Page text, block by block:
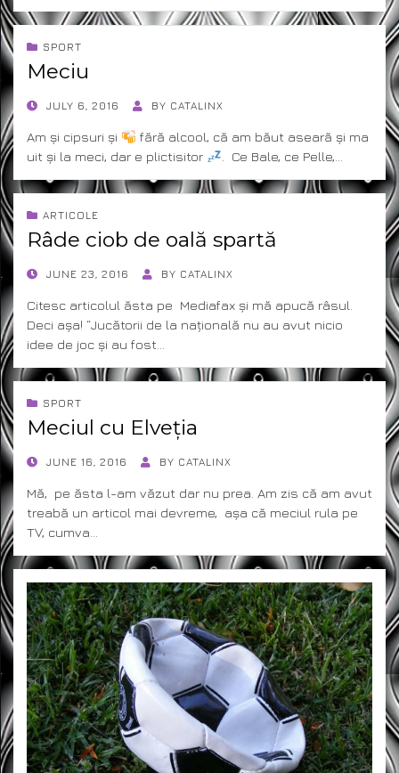
SPORT
Meciu
POSTED
JULY 6, 2016 BY CATALINX
Am și cipsuri și
fără alcool, că am băut aseară și ma
uit și la meci, dar e plictisitor
. Ce Bale, ce Pelle,…
ARTICOLE
Râde ciob de oală spartă
POSTEDJUNE 23, 2016 BY CATALINX
Citesc articolul ăsta pe Mediafax și mă apucă râsul.
Deci așa! “Jucătorii de la națională nu au avut nicio
idee de joc și au fost…
SPORT
Meciul cu Elveția
POSTEDJUNE 16, 2016 BY CATALINX
Mă, pe ăsta l-am văzut dar nu prea. Am zis că am avut
treabă un articol mai devreme, așa că meciul rula pe
TV, cumva…